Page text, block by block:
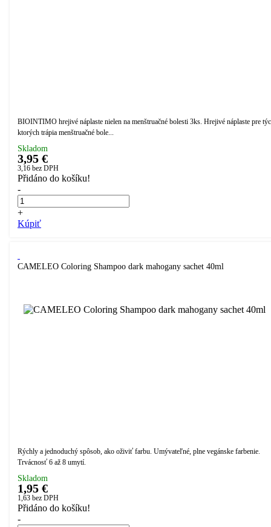
BIOINTIMO hrejivé náplaste nielen na menštruačné bolesti 3ks. Hrejivé náplaste pre
ktorých trápia menštruačné bole...
Skladom
3,95 €
3,16 bez DPH
Přidáno do košíku!
-
+
Kúpiť
CAMELEO Coloring Shampoo dark mahogany sachet 40ml
Rýchly a jednoduchý spôsob, ako oživiť farbu. Umývateľné, plne vegánske farbenie.
Trvácnosť 6 až 8 umytí.
Skladom
1,95 €
1,63 bez DPH
Přidáno do košíku!
-